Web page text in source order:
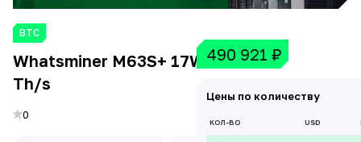
BTC
Whatsminer M63S+ 17W 438
Th/s
0
490 921 ₽
Цены по количеству
КОЛ-ВО USD